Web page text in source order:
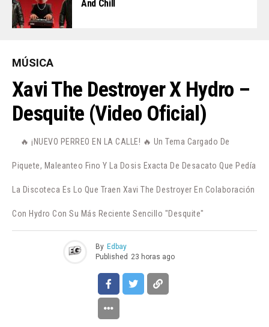
And Chill
MÚSICA
Xavi The Destroyer X Hydro –
Desquite (Video Oficial)
🔥 ¡NUEVO PERREO EN LA CALLE! 🔥 Un Tema Cargado De
Piquete, Maleanteo Fino Y La Dosis Exacta De Desacato Que Pedía
La Discoteca Es Lo Que Traen Xavi The Destroyer En Colaboración
Con Hydro Con Su Más Reciente Sencillo "Desquite"
By Edbay
Published 23 horas ago